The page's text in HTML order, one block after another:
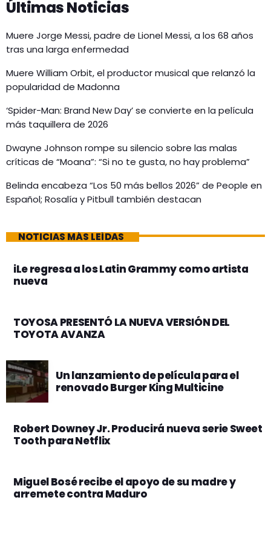
Últimas Noticias
Muere Jorge Messi, padre de Lionel Messi, a los 68 años
tras una larga enfermedad
Muere William Orbit, el productor musical que relanzó la
popularidad de Madonna
‘Spider-Man: Brand New Day’ se convierte en la película
más taquillera de 2026
Dwayne Johnson rompe su silencio sobre las malas
críticas de “Moana”: “Si no te gusta, no hay problema”
Belinda encabeza “Los 50 más bellos 2026” de People en
Español; Rosalía y Pitbull también destacan
NOTICIAS MÁS LEÍDAS
iLe regresa a los Latin Grammy como artista
nueva
TOYOSA PRESENTÓ LA NUEVA VERSIÓN DEL
TOYOTA AVANZA
Un lanzamiento de película para el
renovado Burger King Multicine
Robert Downey Jr. Producirá nueva serie Sweet
Tooth para Netflix
Miguel Bosé recibe el apoyo de su madre y
arremete contra Maduro